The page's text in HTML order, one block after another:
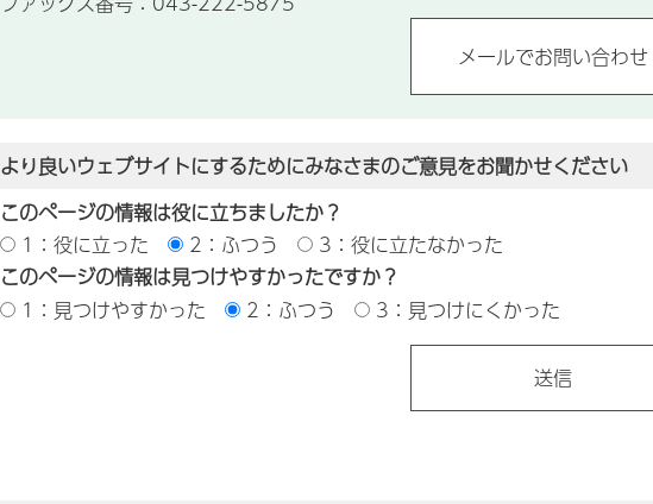
より良いウェブサイトにするためにみなさまのご意見をお聞かせください
このページの情報は役に立ちましたか？
1：役に立った
2：ふつう
3：役に立たなかった
このページの情報は見つけやすかったですか？
1：見つけやすかった
2：ふつう 3：見つけにくかった